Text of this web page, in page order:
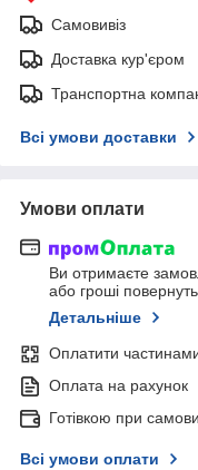
Самовивіз
Доставка кур'єром
Транспортна
Всі умови доставки
Умови оплати
Ви отримаєте
або гроші
Детальніше
Оплатити
Оплата на рахунок
Готівкою при
Всі умови оплати